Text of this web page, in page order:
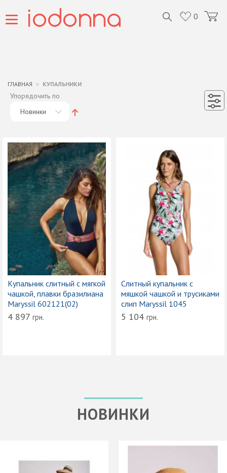
0
ГЛАВНАЯ КУПАЛЬНИКИ
Упорядочить по
Новинки
Купальник слитный с мягкой
чашкой, плавки бразилиана
Maryssil 602121(02)
4 897 грн.
Слитный купальник с
мяшкой чашкой и трусиками
слип Maryssil 1045
5 104 грн.
НОВИНКИ